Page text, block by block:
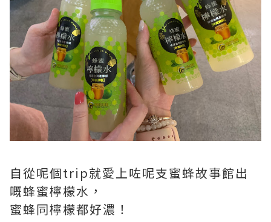
自從呢個trip就愛上咗呢支蜜蜂故事館出
嘅蜂蜜檸檬水，
蜜蜂同檸檬都好濃！